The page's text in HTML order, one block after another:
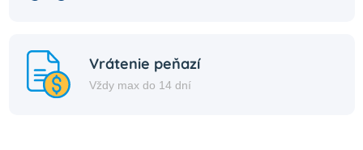
Vrátenie peňazí
Vždy max do 14 dní